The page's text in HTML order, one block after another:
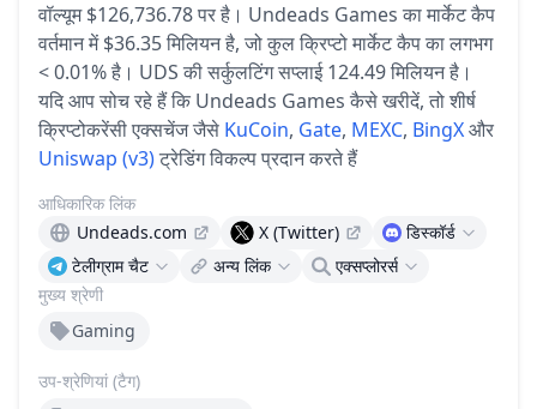
वॉल्यूम $126,736.78 पर है। Undeads Games का मार्केट कैप
वर्तमान में $36.35 मिलियन है, जो कुल क्रिप्टो मार्केट कैप का लगभग
< 0.01% है। UDS की सर्कुलटिंग सप्लाई 124.49 मिलियन है।
यदि आप सोच रहे हैं कि Undeads Games कैसे खरीदें, तो शीर्ष
क्रिप्टोकरेंसी एक्सचेंज जैसे KuCoin, Gate, MEXC, BingXऔर
Uniswap (v3)ट्रेडिंग विकल्प प्रदान करते हैं
मुख्य श्रेणी
Gaming
उप-श्रेणियां (टैग)
आधिकारिक लिंक
Undeads.com
X (Twitter)
डिस्कॉर्ड
टेलीग्राम चैट
अन्य लिंक एक्सप्लोरर्स